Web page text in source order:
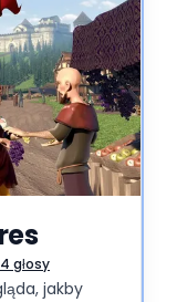
głosy
jakby